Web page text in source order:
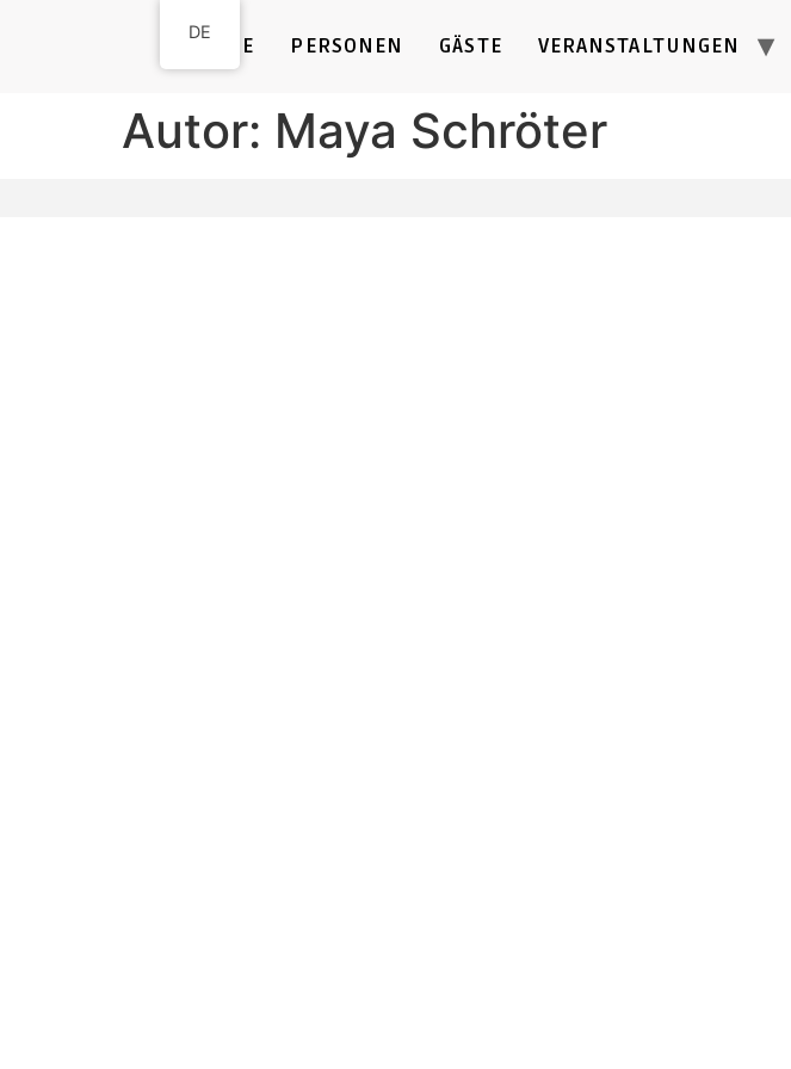
HOME PERSONEN GÄSTE VERANSTALTUNGEN
Autor: Maya Schröter
DE